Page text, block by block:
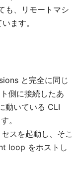
も、リモートマシ
ます。
と完全に同じ
側に接続したあ
動いている CLI
。
スを起動し、そこ
loop をホストし